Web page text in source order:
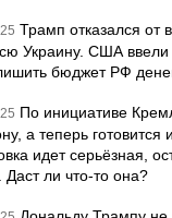
Трамп отказался от
Украину. США ввели
бюджет РФ
По инициативе
а теперь готовится
идет серьёзная,
Даст ли что-то она?